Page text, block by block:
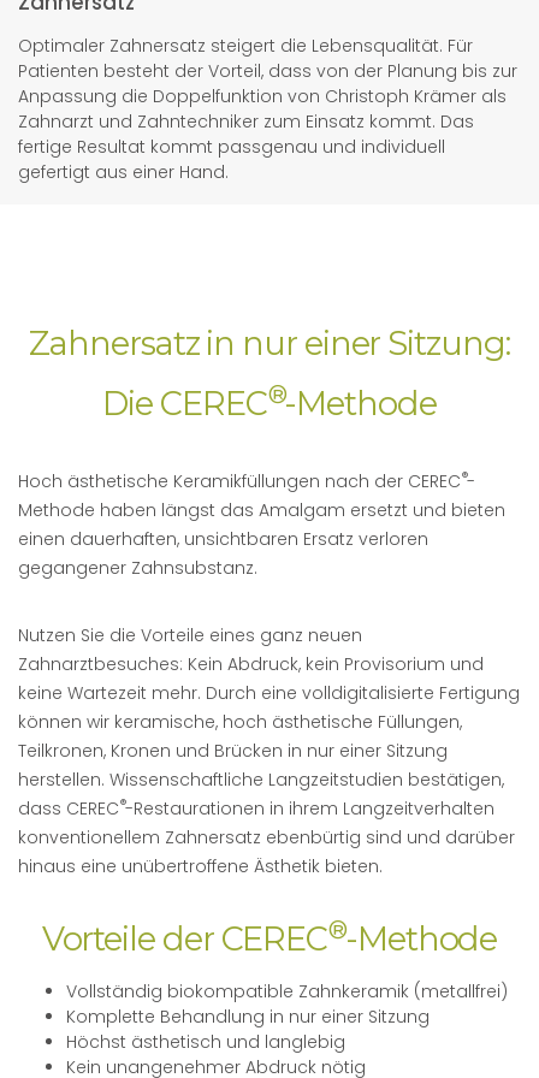
Optimaler Zahnersatz steigert die Lebensqualität. Für
Patienten besteht der Vorteil, dass von der Planung bis zur
Anpassung die Doppelfunktion von Christoph Krämer als
Zahnarzt und Zahntechniker zum Einsatz kommt. Das
fertige Resultat kommt passgenau und individuell
gefertigt aus einer Hand.
Zahnersatz in nur einer Sitzung:
Die CEREC®-Methode
Hoch ästhetische Keramikfüllungen nach der CEREC®-
Methode haben längst das Amalgam ersetzt und bieten
einen dauerhaften, unsichtbaren Ersatz verloren
gegangener Zahnsubstanz.
Nutzen Sie die Vorteile eines ganz neuen
Zahnarztbesuches: Kein Abdruck, kein Provisorium und
keine Wartezeit mehr. Durch eine volldigitalisierte Fertigung
können wir keramische, hoch ästhetische Füllungen,
Teilkronen, Kronen und Brücken in nur einer Sitzung
herstellen. Wissenschaftliche Langzeitstudien bestätigen,
dass CEREC®-Restaurationen in ihrem Langzeitverhalten
konventionellem Zahnersatz ebenbürtig sind und darüber
hinaus eine unübertroffene Ästhetik bieten.
Vorteile der CEREC®-Methode
Vollständig biokompatible Zahnkeramik (metallfrei)
Komplette Behandlung in nur einer Sitzung
Höchst ästhetisch und langlebig
Kein unangenehmer Abdruck nötig